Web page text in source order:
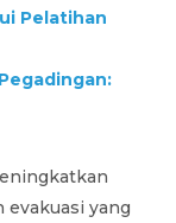
Pelatihan
evakuasi yang